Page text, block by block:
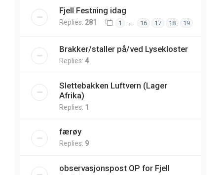
Fjell Festning idag
Replies: 281 1 16 17 18 19
Brakker/staller på/ved Lysekloster
Replies: 4
Slettebakken Luftvern (Lager
Afrika)
Replies: 1
færøy
Replies: 9
observasjonspost OP for Fjell